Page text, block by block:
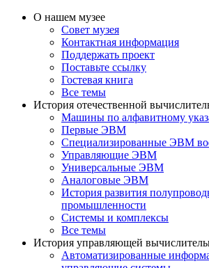
О нашем музее
Совет музея
Контактная информация
Поддержать проект
Поставьте ссылку
Гостевая книга
Все темы
История отечественной
Машины по алфавитному
Первые ЭВМ
Специализированные ЭВМ
Управляющие ЭВМ
Универсальные ЭВМ
Аналоговые ЭВМ
История развития
промышленности
Системы и комплексы
Все темы
История управляющей
Автоматизированные